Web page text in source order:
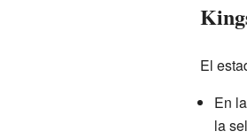
El
En
la